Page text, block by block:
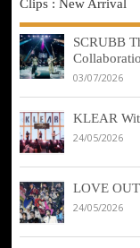
Clips : New Arrival
SCRUBB
03/07/2026
KLEAR
24/05/2026
LOVE
24/05/2026